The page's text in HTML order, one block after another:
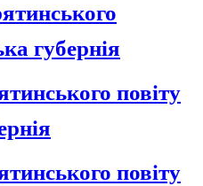
губернія
повіту
повіту